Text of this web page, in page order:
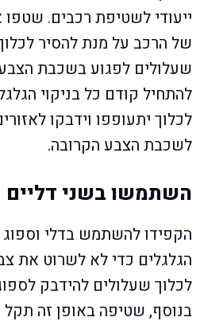
ייעודי לשטיפת רכבים. שטפו
של הרכב על מנת להסיר
שעלולים לפגוע בשכבת
להתחיל קודם כל בניקוי
לכלוך יתעופפו וידבקו
לשכבת הצבע הקרובה.
השתמשו בשני דליים
הקפידו להשתמש בדלי וספוג
הגלגלים כדי לא לשרוט את
לכלוך שעלולים להידבק
בנוסף, שטיפה באופן זה